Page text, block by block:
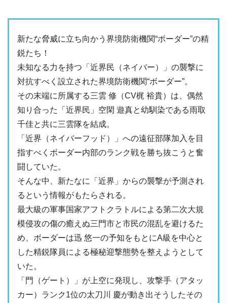
新たな脅威に立ち向かう界境防衛機関“ボーダー”の精
鋭たち！
未知なる力を持つ「近界民（ネイバー）」の襲撃に
対抗すべく設立された界境防衛機関“ボーダー”。
その末端に所属する三雲 修（CV梶 裕貴）は、偶然
知り合った「近界民」空閑 遊真と幼馴染である雨取
千佳と共に三雲隊を結成。
「近界（ネイバーフッド）」への遠征部隊加入を目
指すべくボーダー内部のランク戦を勝ち抜こうと奮
闘していた。
そんな中、新たなに「近界」からの襲撃が予測され
るという情報がもたらされる。
最大級の軍事国家アフトクラトルによる第二次大規
模侵攻の傷の癒えぬ三門市と市民の混乱を避けるた
め、ボーダーは迅 悠一の予知をもとにA級を中心と
した精鋭隊員による極秘迎撃態勢を整えようとして
いた。
「門（ゲート）」が上空に発現し、攻撃手（アタッ
カー）ランク1位の太刀川 慶が動き出そうしたその